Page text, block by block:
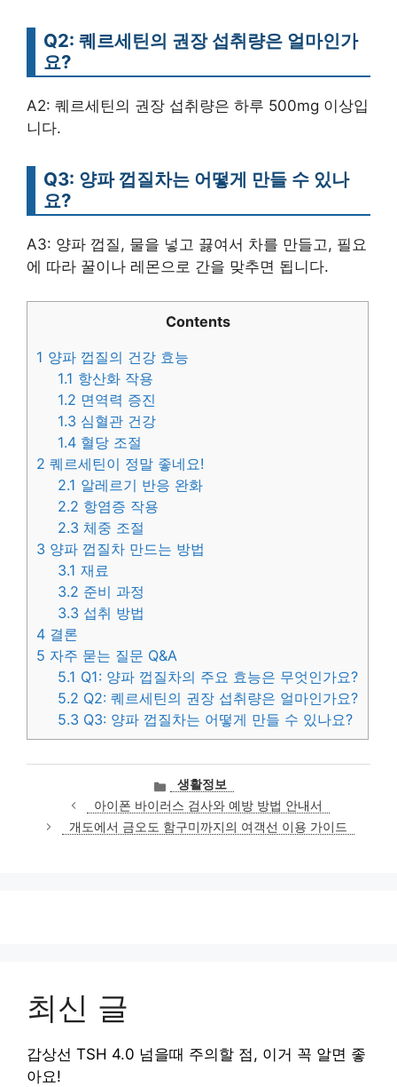
Q2: 퀘르세틴의 권장 섭취량은 얼마인가
요?
A2: 퀘르세틴의 권장 섭취량은 하루 500mg 이상입
니다.
Q3: 양파 껍질차는 어떻게 만들 수 있나
요?
A3: 양파 껍질, 물을 넣고 끓여서 차를 만들고, 필요
에 따라 꿀이나 레몬으로 간을 맞추면 됩니다.
Contents
1 양파 껍질의 건강 효능
1.1 항산화 작용
1.2 면역력 증진
1.3 심혈관 건강
1.4 혈당 조절
2 퀘르세틴이 정말 좋네요!
2.1 알레르기 반응 완화
2.2 항염증 작용
2.3 체중 조절
3 양파 껍질차 만드는 방법
3.1 재료
3.2 준비 과정
3.3 섭취 방법
4 결론
5 자주 묻는 질문 Q&A
5.1 Q1: 양파 껍질차의 주요 효능은 무엇인가요?
5.2 Q2: 퀘르세틴의 권장 섭취량은 얼마인가요?
5.3 Q3: 양파 껍질차는 어떻게 만들 수 있나요?
카
테
고
리
생활정보
아이폰 바이러스 검사와 예방 방법 안내서
개도에서 금오도 함구미까지의 여객선 이용 가이드
최신 글
갑상선 TSH 4.0 넘을때 주의할 점, 이거 꼭 알면 좋
아요!